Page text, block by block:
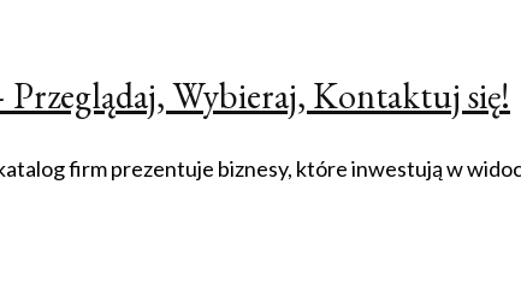
Wybieraj, Kontaktuj się!
firm prezentuje biznesy, które inwestują w